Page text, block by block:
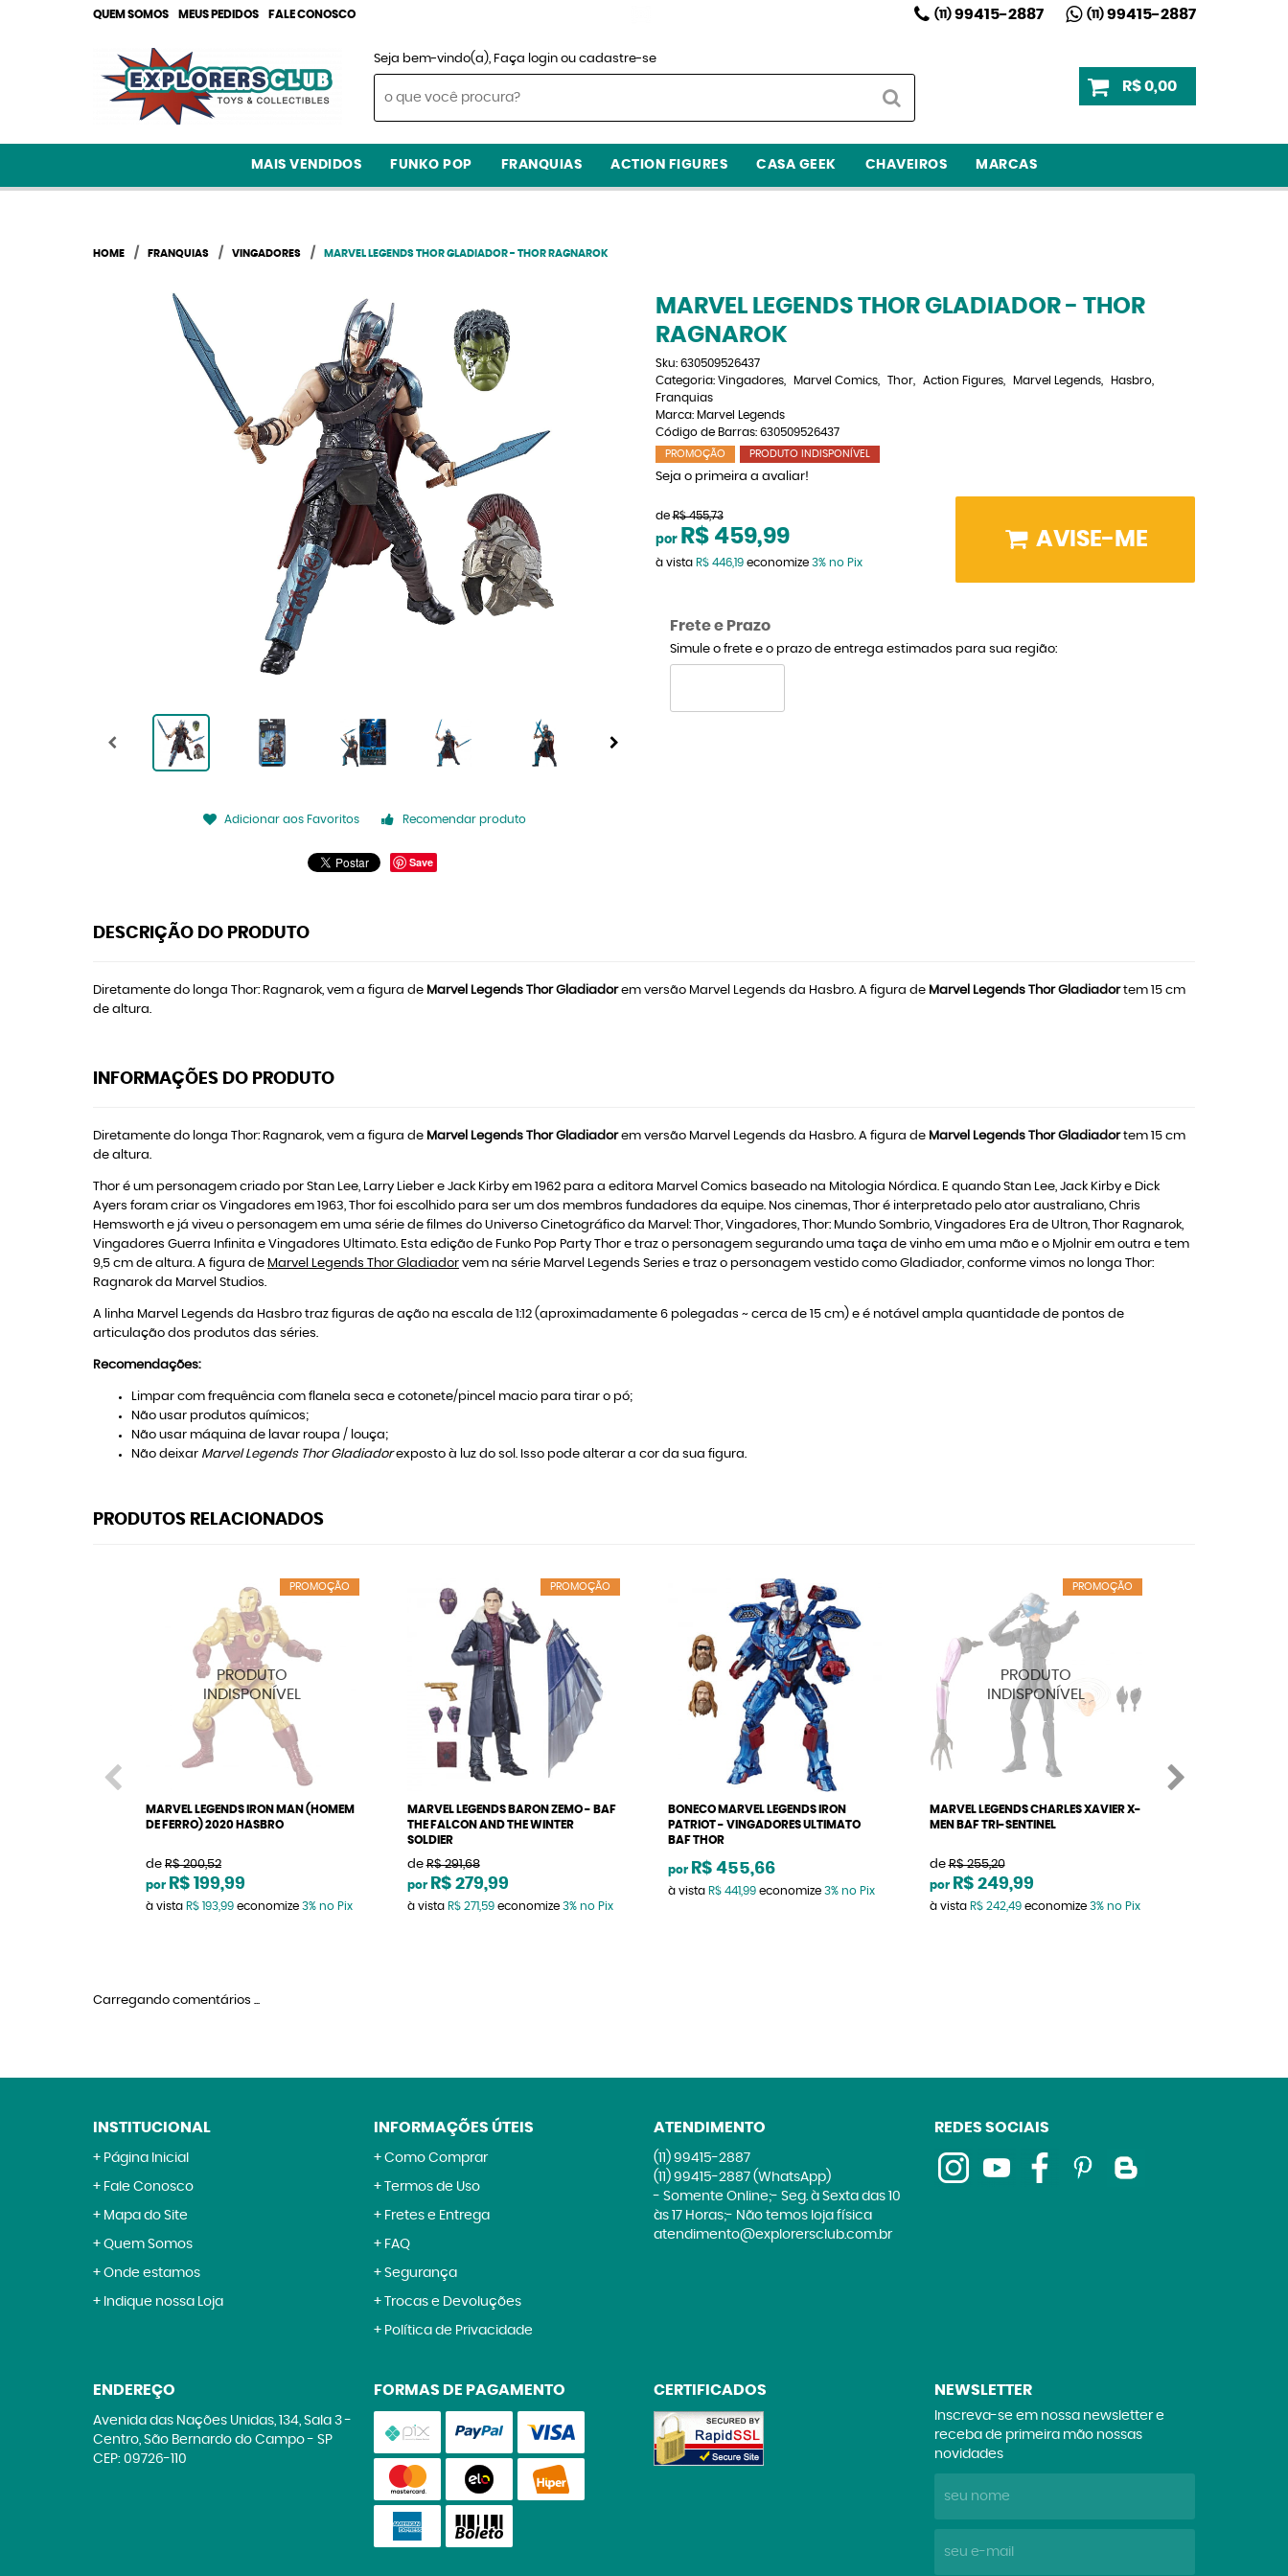
QUEM SOMOS MEUS PEDIDOS FALE CONOSCO (11)99415-2887 (11)99415-2887
Seja bem-vindo(a), Faça login ou cadastre-se
R$ 0,00
MAIS VENDIDOS FUNKO POP FRANQUIAS ACTION FIGURES CASA GEEK CHAVEIROS MARCAS
HOME FRANQUIAS VINGADORES MARVEL LEGENDS THOR GLADIADOR - THOR RAGNAROK
Adicionar aos Favoritos Recomendar produto
Save
MARVEL LEGENDS THOR GLADIADOR - THOR
RAGNAROK
Sku: 630509526437
Categoria: Vingadores Marvel Comics Thor Action Figures Marvel Legends
Hasbro
Franquias
Marca: Marvel Legends
Código de Barras: 630509526437
PROMOÇÃO PRODUTO INDISPONÍVEL
Seja o primeira a avaliar!
de R$ 455,73
por R$ 459,99
à vista R$ 446,19economize 3% no Pix
AVISE-ME
Frete e Prazo
Simule o frete e o prazo de entrega estimados para sua região:
DESCRIÇÃO DO PRODUTO
Diretamente do longa Thor: Ragnarok, vem a figura de Marvel Legends Thor Gladiadorem versão Marvel Legends da Hasbro. A figura de Marvel Legends Thor Gladiadortem 15 cm
de altura.
INFORMAÇÕES DO PRODUTO
Diretamente do longa Thor: Ragnarok, vem a figura de Marvel Legends Thor Gladiadorem versão Marvel Legends da Hasbro. A figura de Marvel Legends Thor Gladiadortem 15 cm
de altura.
Thor é um personagem criado por Stan Lee, Larry Lieber e Jack Kirby em 1962 para a editora Marvel Comics baseado na Mitologia Nórdica. E quando Stan Lee, Jack Kirby e Dick
Ayers foram criar os Vingadores em 1963, Thor foi escolhido para ser um dos membros fundadores da equipe. Nos cinemas, Thor é interpretado pelo ator australiano, Chris
Hemsworth e já viveu o personagem em uma série de filmes do Universo Cinetográfico da Marvel: Thor, Vingadores, Thor: Mundo Sombrio, Vingadores Era de Ultron, Thor Ragnarok,
Vingadores Guerra Infinita e Vingadores Ultimato. Esta edição de Funko Pop Party Thor e traz o personagem segurando uma taça de vinho em uma mão e o Mjolnir em outra e tem
9,5 cm de altura. A figura de Marvel Legends Thor Gladiador vem na série Marvel Legends Series e traz o personagem vestido como Gladiador, conforme vimos no longa Thor:
Ragnarok da Marvel Studios.
A linha Marvel Legends da Hasbro traz figuras de ação na escala de 1:12 (aproximadamente 6 polegadas ~ cerca de 15 cm) e é notável ampla quantidade de pontos de
articulação dos produtos das séries.
Recomendações:
Limpar com frequência com flanela seca e cotonete/pincel macio para tirar o pó;
Não usar produtos químicos;
Não usar máquina de lavar roupa / louça;
Não deixar Marvel Legends Thor Gladiadorexposto à luz do sol. Isso pode alterar a cor da sua figura.
PRODUTOS RELACIONADOS
PROMOÇÃO
MARVEL LEGENDS IRON MAN (HOMEM
DE FERRO) 2020 HASBRO
de R$ 200,52
por R$ 199,99
à vista R$ 193,99 economize 3% no Pix
PROMOÇÃO
MARVEL LEGENDS BARON ZEMO - BAF
THE FALCON AND THE WINTER
SOLDIER
de R$ 291,68
por R$ 279,99
à vista R$ 271,59economize 3% no Pix
BONECO MARVEL LEGENDS IRON
PATRIOT - VINGADORES ULTIMATO
BAF THOR
por R$ 455,66
à vista R$ 441,99 economize 3% no Pix
PROMOÇÃO
MARVEL LEGENDS CHARLES XAVIER X-
MEN BAF TRI-SENTINEL
de R$ 255,20
por R$ 249,99
à vista R$ 242,49economize 3% no Pix
Carregando comentários ...
INSTITUCIONAL
Página Inicial
Fale Conosco
Mapa do Site
Quem Somos
Onde estamos
Indique nossa Loja
INFORMAÇÕES ÚTEIS
Como Comprar
Termos de Uso
Fretes e Entrega
FAQ
Segurança
Trocas e Devoluções
Política de Privacidade
ATENDIMENTO
(11) 99415-2887
(11) 99415-2887 (WhatsApp)
- Somente Online;- Seg. à Sexta das 10
às 17 Horas;- Não temos loja física
atendimento@explorersclub.com.br
REDES SOCIAIS
ENDEREÇO
Avenida das Nações Unidas, 134, Sala 3-
Centro, São Bernardo do Campo- SP
CEP: 09726-110
FORMAS DE PAGAMENTO CERTIFICADOS NEWSLETTER
Inscreva-se em nossa newsletter e
receba de primeira mão nossas
novidades